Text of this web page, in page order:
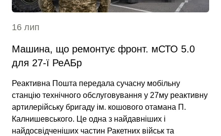
16 лип
Машина, що ремонтує фронт. мСТО 5.0
для 27-ї РеАБр
Реактивна Пошта передала сучасну мобільну
станцію технічного обслуговування у 27му реактивну
артилерійську бригаду ім. кошового отамана П.
Калнишевського. Це одна з найдавніших і
найдосвідченіших частин Ракетних військ та